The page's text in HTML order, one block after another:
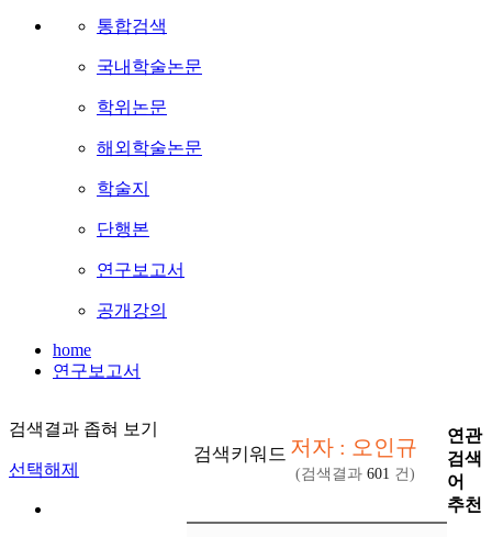
통합검색
국내학술논문
학위논문
해외학술논문
학술지
단행본
연구보고서
공개강의
home
연구보고서
검색결과 좁혀 보기
선택해제
검색키워드 저자 : 오인규
(검색결과 601 건)
연관
검색
어
추천